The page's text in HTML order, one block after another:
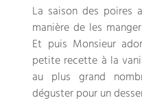
La saison des poires
manière de les
Et puis Monsieur
petite recette à la
au plus grand
déguster pour un